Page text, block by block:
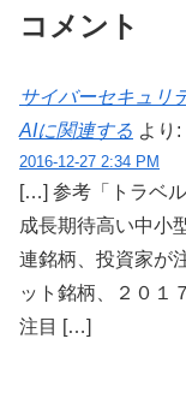
コメント
サイバーセキュリ
AIに関連する より:
2016-12-27 2:34 PM
[…] 参考「トラベ
成長期待高い中小
連銘柄、投資家が
ット銘柄、２０１
注目 […]